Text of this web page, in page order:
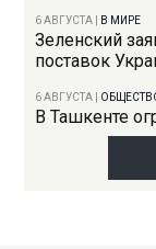
6 АВГУСТА В МИРЕ
Зеленский
поставок
6 АВГУСТА
В Ташкенте